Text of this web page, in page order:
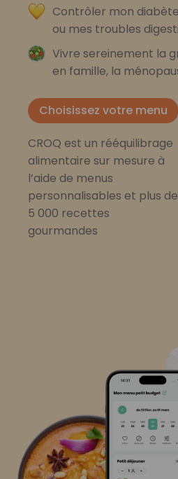
Contrôler mon
ou mes troubles
Vivre sereinement la
en famille, la
Choisissez votre menu
CROQ est un rééquilibrage
alimentaire sur mesure à
l’aide de menus
personnalisables et plus de
5 000 recettes
gourmandes